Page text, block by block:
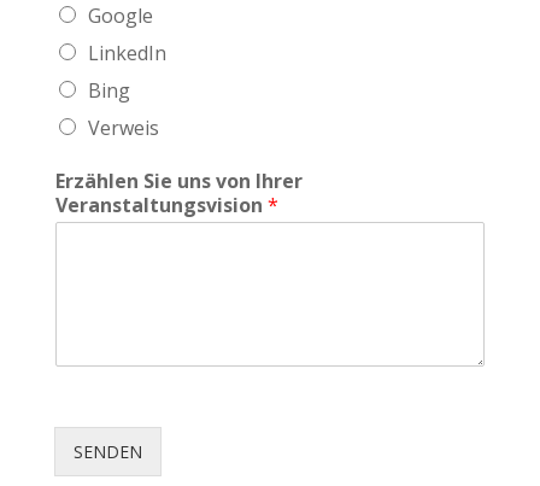
Google
LinkedIn
Bing
Verweis
Erzählen Sie uns von Ihrer
Veranstaltungsvision *
SENDEN